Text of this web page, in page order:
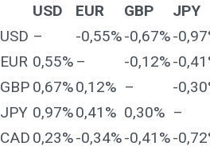
USD EUR GBP JPY
USD – -0,55%-0,67%-
EUR 0,55% – -0,12%-
GBP 0,67%0,12% – -
JPY 0,97%0,41% 0,30% –
CAD 0,23%-0,34%-0,41%-